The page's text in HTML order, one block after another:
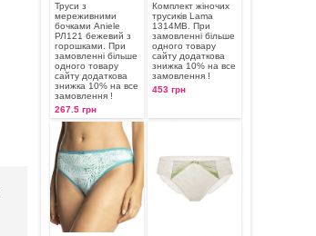
Труси з
мереживними
бочками Aniele
РЛ121 бежевий з
горошками. При
замовленні більше
одного товару
сайту додаткова
знижка 10% на все
замовлення !
267.5 грн
Комплект жіночих
трусиків Lama
1314MB. При
замовленні більше
одного товару
сайту додаткова
знижка 10% на все
замовлення !
453 грн